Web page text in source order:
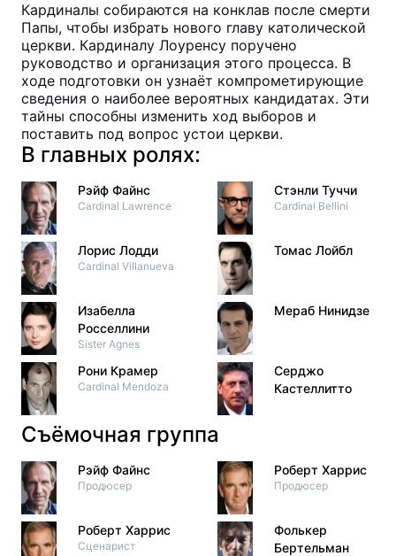
Кардиналы собираются на конклав после смерти
Папы, чтобы избрать нового главу католической
церкви. Кардиналу Лоуренсу поручено
руководство и организация этого процесса. В
ходе подготовки он узнаёт компрометирующие
сведения о наиболее вероятных кандидатах. Эти
тайны способны изменить ход выборов и
поставить под вопрос устои церкви.
В главных ролях:
Рэйф Файнс
Cardinal Lawrence
Лорис Лодди
Cardinal Villanueva
Изабелла
Росселлини
Sister Agnes
Рони Крамер
Cardinal Mendoza
Стэнли Туччи
Cardinal Bellini
Томас Лойбл
Мераб Нинидзе
Серджо
Кастеллитто
Съёмочная группа
Рэйф Файнс
Продюсер
Роберт Харрис
Сценарист
Роберт Харрис
Продюсер
Фолькер
Бертельман